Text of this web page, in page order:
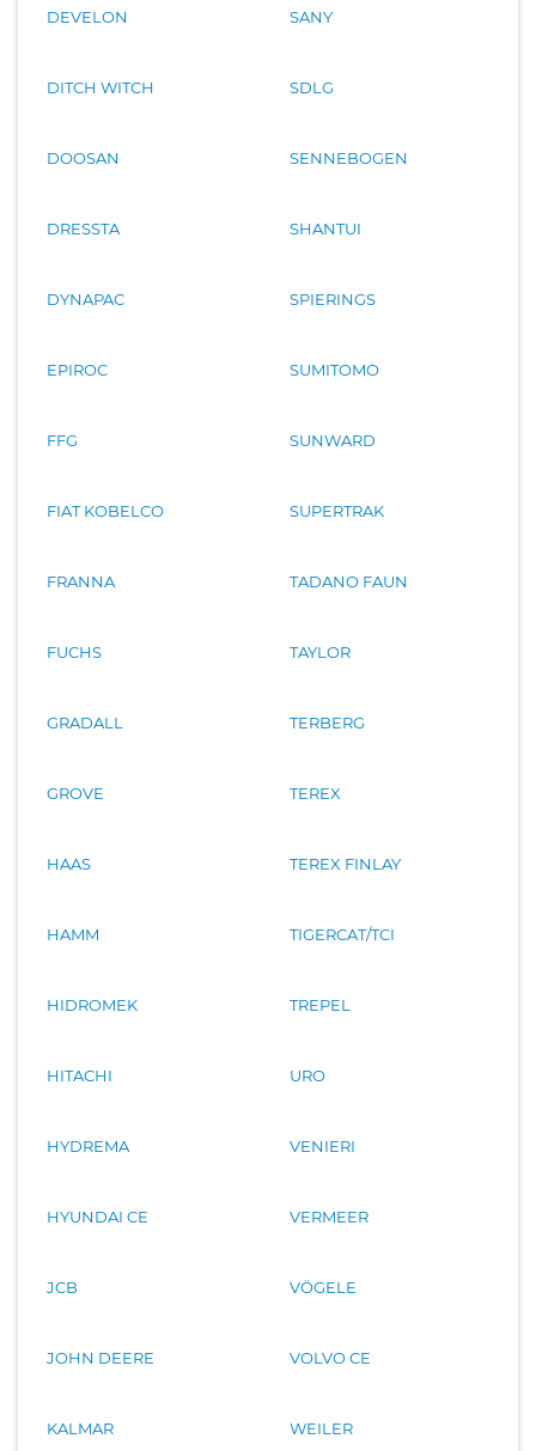
DEVELON
DITCH WITCH
DOOSAN
DRESSTA
DYNAPAC
EPIROC
FFG
FIAT KOBELCO
FRANNA
FUCHS
GRADALL
GROVE
HAAS
HAMM
HIDROMEK
HITACHI
HYDREMA
HYUNDAI CE
JCB
JOHN DEERE
KALMAR
SANY
SDLG
SENNEBOGEN
SHANTUI
SPIERINGS
SUMITOMO
SUNWARD
SUPERTRAK
TADANO FAUN
TAYLOR
TERBERG
TEREX
TEREX FINLAY
TIGERCAT/TCI
TREPEL
URO
VENIERI
VERMEER
VÖGELE
VOLVO CE
WEILER